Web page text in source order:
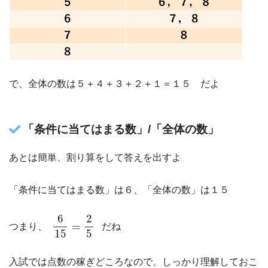
で、全体の数は５＋４＋３＋２＋１＝１５ だよ
「条件に当てはまる数」/「全体の数」
あとは簡単、割り算をして答えを出すよ
「条件に当てはまる数」は６、「全体の数」は１５
つまり、
6
15
=
2
5
615 5
だね
入試では点数の稼ぎどころなので、しっかり理解しておこ